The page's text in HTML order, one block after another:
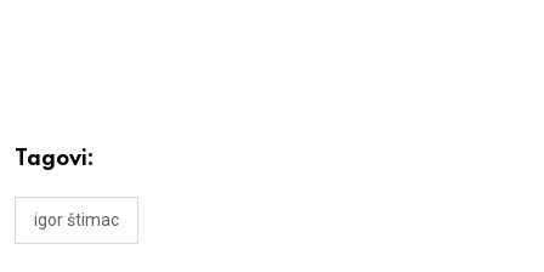
Tagovi:
igor štimac